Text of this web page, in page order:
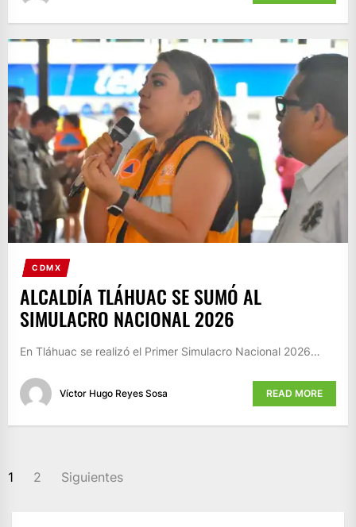
CDMX
ALCALDÍA TLÁHUAC SE SUMÓ AL
SIMULACRO NACIONAL 2026
En Tláhuac se realizó el Primer Simulacro Nacional 2026…
Víctor Hugo Reyes Sosa READ MORE
PAGINACIÓN
1 2 Siguientes